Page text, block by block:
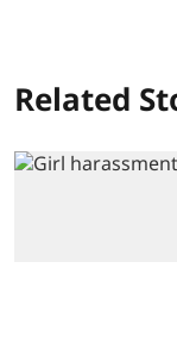
Related